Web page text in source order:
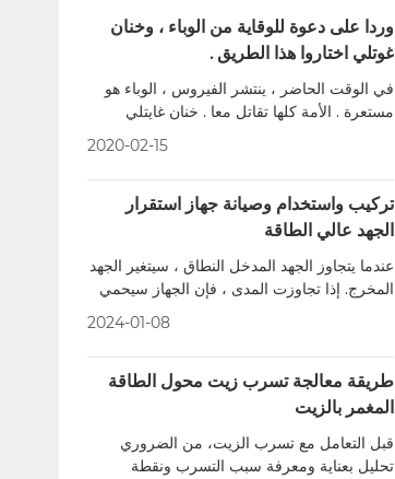
وردا على دعوة للوقاية من الوباء ، وخنان
غوتلي اختاروا هذا الطريق .
في الوقت الحاضر ، ينتشر الفيروس ، الوباء هو
مستعرة . الأمة كلها تقاتل معا . خنان غايتلي
يستجيب لدعوة الحكومة . من أجل حماية صحة
الموظفين ومنع انتشار الفيروس ، فإن الوباء
سوف تبدأ في وقت لاحق . وفي الوقت نفسه ،
أعتذر عن جلب لك نفس الشيء !
2020-02-15
تركيب واستخدام وصيانة جهاز استقرار
الجهد عالي الطاقة
عندما يتجاوز الجهد المدخل النطاق ، سيتغير الجهد
المخرج. إذا تجاوزت المدى ، فإن الجهاز سيحمي
تلقائيا دون انتاج الجهد ، مما سيحمي الأجهزة
الكهربائية والآلة نفسها. إذا كان المستخدم بحاجة
إلى الاستمرار في استخدام الكهرباء، يمكن
تنشيط زر الشبكة. في هذا الوقت ، يخرج منظم
الجهد الشبكة ولا يعمل.
2024-01-08
طريقة معالجة تسرب زيت محول الطاقة
المغمر بالزيت
قبل التعامل مع تسرب الزيت، من الضروري
تحليل بعناية ومعرفة سبب التسرب ونقطة